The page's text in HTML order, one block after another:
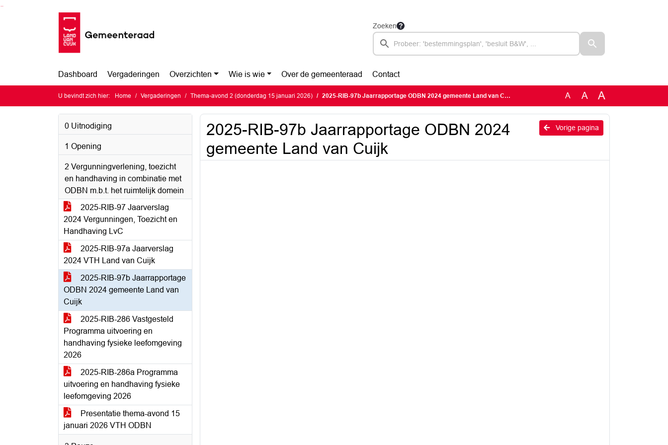
Ga naar de inhoud van deze pagina
Ga naar het zoeken
Ga naar het menu
Zoeken
Dashboard Vergaderingen Overzichten Wie is wie Over de gemeenteraad Contact
U bevindt zich hier: Home Vergaderingen Thema-avond 2 (donderdag 15 januari 2026) 2025-RIB-97b Jaarrapportage ODBN 2024 gemeente Land van Cuijk A A A
0 Uitnodiging
1 Opening
2 Vergunningverlening, toezicht
en handhaving in combinatie met
ODBN m.b.t. het ruimtelijk domein
2025-RIB-97 Jaarverslag
2024 Vergunningen, Toezicht en
Handhaving LvC
2025-RIB-97a Jaarverslag
2024 VTH Land van Cuijk
2025-RIB-97b Jaarrapportage
ODBN 2024 gemeente Land van
Cuijk
2025-RIB-286 Vastgesteld
Programma uitvoering en
handhaving fysieke leefomgeving
2026
2025-RIB-286a Programma
uitvoering en handhaving fysieke
leefomgeving 2026
Presentatie thema-avond 15
januari 2026 VTH ODBN
Vorige pagina
2025-RIB-97b Jaarrapportage ODBN 2024
gemeente Land van Cuijk